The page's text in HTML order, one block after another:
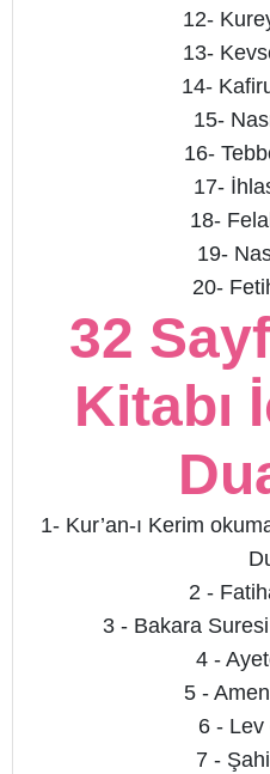
12-
13-
14-
15-
16-
17-
18-
19-
20-
32
Kitabı
1- Kur’an-ı Kerim
2 -
3 - Bakara
4 -
5 -
6 - Lev
7 -